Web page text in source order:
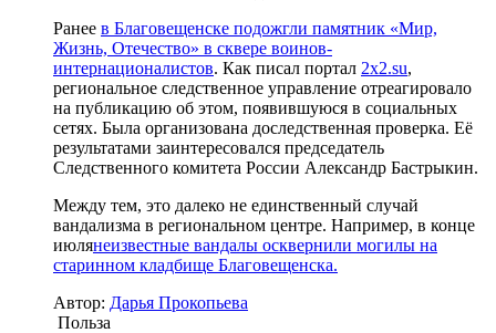
Ранее в Благовещенске подожгли памятник «Мир,
Жизнь, Отечество» в сквере воинов-
интернационалистов. Как писал портал 2x2.su,
региональное следственное управление отреагировало
на публикацию об этом, появившуюся в социальных
сетях. Была организована доследственная проверка. Её
результатами заинтересовался председатель
Следственного комитета России Александр Бастрыкин.
Между тем, это далеко не единственный случай
вандализма в региональном центре. Например, в конце
июлянеизвестные вандалы осквернили могилы на
старинном кладбище Благовещенска.
Автор: Дарья Прокопьева
Польза